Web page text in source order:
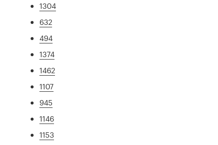
1304
632
494
1374
1462
1107
945
1146
1153